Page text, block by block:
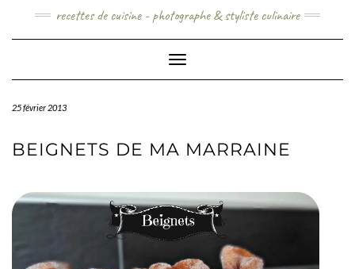
recettes de cuisine - photographe & styliste culinaire
Toggle Navigation
25 février 2013
BEIGNETS DE MA MARRAINE